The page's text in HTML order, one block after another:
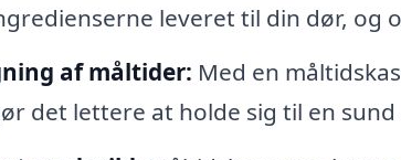
leveret til din dør, og
af måltider: Med en
det lettere at holde sig til en